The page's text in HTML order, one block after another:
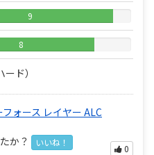
9
8
ド）
ォース レイヤー ALC
か？ いいね！
0